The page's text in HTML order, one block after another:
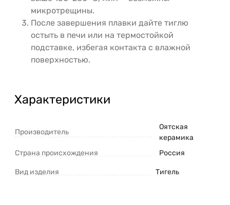
микротрещины.
После завершения плавки дайте тиглю
остыть в печи или на термостойкой
подставке, избегая контакта с влажной
поверхностью.
Характеристики
Производитель
Оятская
керамика
Страна происхождения
Россия
Вид изделия Тигель